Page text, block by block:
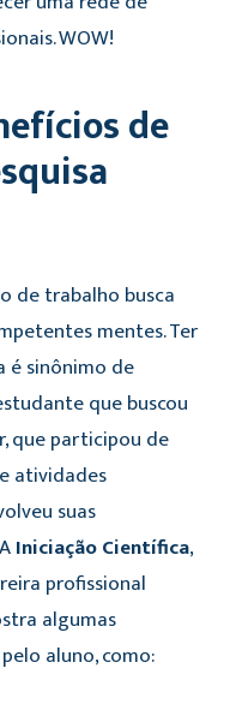
WOW!
de
de trabalho busca
mentes. Ter
é sinônimo de
que buscou
que participou de
atividades
suas
Iniciação Científica,
profissional
algumas
aluno, como: